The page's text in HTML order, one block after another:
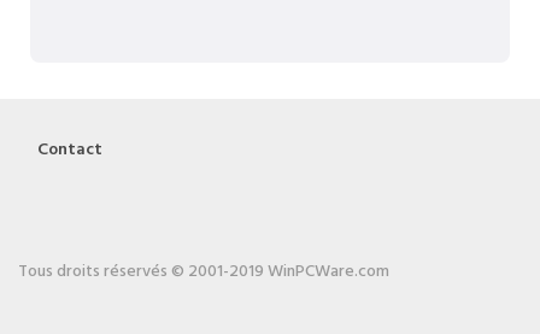
Contact
Tous droits réservés © 2001-2019 WinPCWare.com